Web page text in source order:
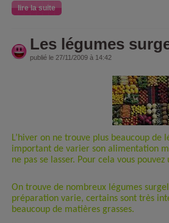
lire la suite
Les légumes
publié le 27/11/2009 à 14:42
L’hiver on ne trouve plus beaucoup de
important de varier son alimentation
ne pas se lasser. Pour cela vous
On trouve de nombreux légumes
préparation varie, certains sont très
beaucoup de matières grasses.